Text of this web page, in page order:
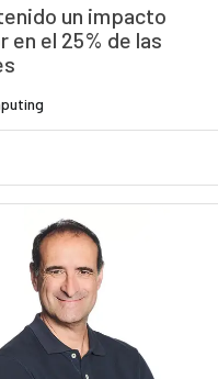
un impacto
en el 25% de las